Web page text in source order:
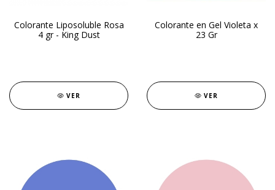
Colorante Liposoluble Rosa
4 gr - King Dust
VER
Colorante en Gel Violeta x
23 Gr
VER